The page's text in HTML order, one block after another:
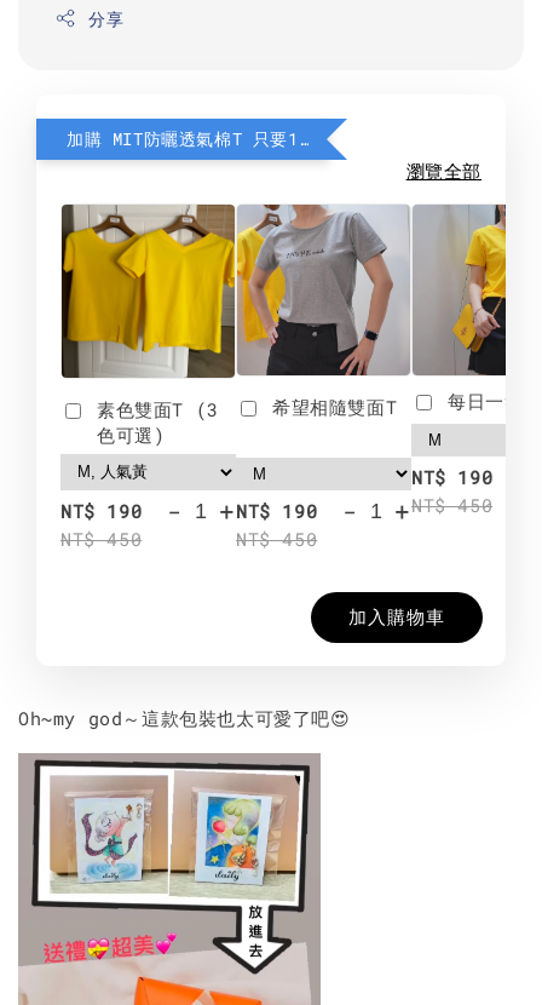
分享
加購 MIT防曬透氣棉T 只要190元
瀏覽全部
素色雙面T (3
色可選)
NT$ 190
NT$ 450
- +
希望相隨雙面T
NT$ 190
NT$ 450
- +
每日一笑
NT$ 190
NT$ 450
加入購物車
Oh~my god～這款包裝也太可愛了吧😍